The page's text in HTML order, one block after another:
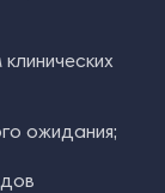
ожидания;